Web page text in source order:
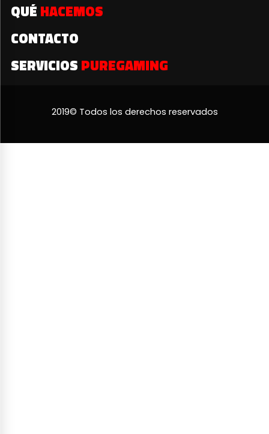
QUÉ HACEMOS
CONTACTO
SERVICIOS PUREGAMING
2019© Todos los derechos reservados